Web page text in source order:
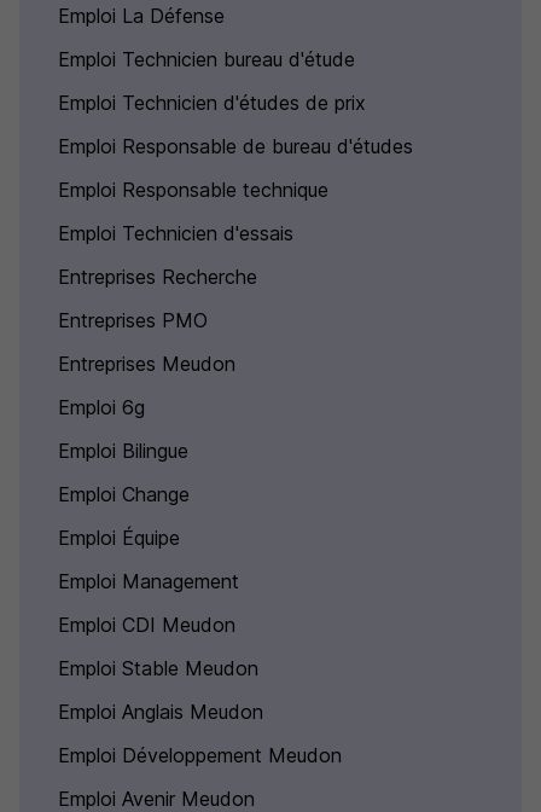
Emploi La Défense
Emploi Technicien bureau d'étude
Emploi Technicien d'études de prix
Emploi Responsable de bureau d'études
Emploi Responsable technique
Emploi Technicien d'essais
Entreprises Recherche
Entreprises PMO
Entreprises Meudon
Emploi 6g
Emploi Bilingue
Emploi Change
Emploi Équipe
Emploi Management
Emploi CDI Meudon
Emploi Stable Meudon
Emploi Anglais Meudon
Emploi Développement Meudon
Emploi Avenir Meudon